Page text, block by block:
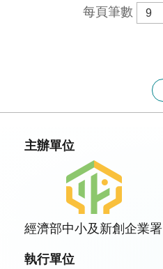
每頁筆數
主辦單位
經濟部中小及新創企業署
執行單位